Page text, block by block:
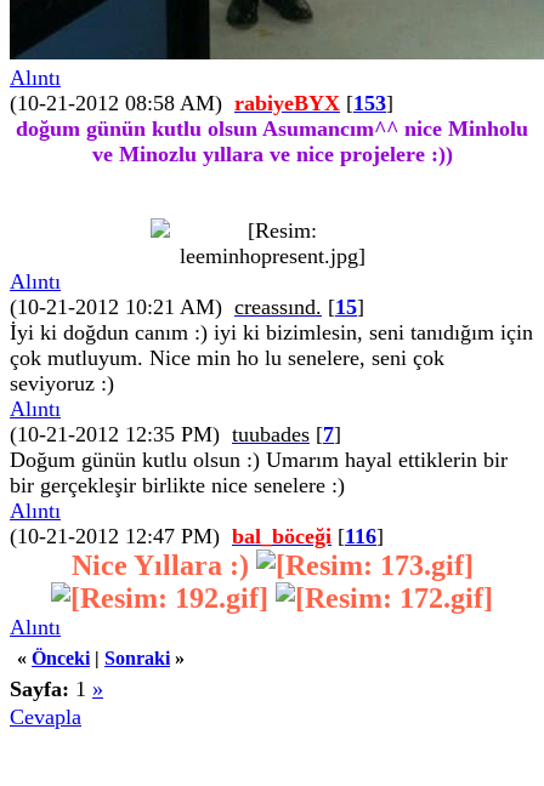
Alıntı
(10-21-2012 08:58 AM) rabiyeBYX [153]
doğum günün kutlu olsun Asumancım^^ nice Minholu
ve Minozlu yıllara ve nice projelere :))
Alıntı
(10-21-2012 10:21 AM) creassınd. [15]
İyi ki doğdun canım :) iyi ki bizimlesin, seni tanıdığım için
çok mutluyum. Nice min ho lu senelere, seni çok
seviyoruz :)
Alıntı
(10-21-2012 12:35 PM) tuubades [7]
Doğum günün kutlu olsun :) Umarım hayal ettiklerin bir
bir gerçekleşir birlikte nice senelere :)
Alıntı
(10-21-2012 12:47 PM) bal_böceği [116]
Nice Yıllara :)
Alıntı
« Önceki | Sonraki »
Sayfa: 1 »
Cevapla